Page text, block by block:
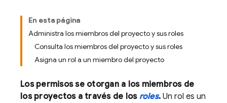
En esta página
Administra los miembros del proyecto y sus roles
Consulta los miembros del proyecto y sus roles
Asigna un rol a un miembro del proyecto
Los permisos se otorgan a los miembros de
los proyectos a través de los roles. Un rol es un